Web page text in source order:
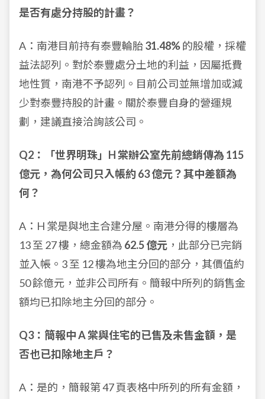
是否有處分持股的計畫？
A：南港目前持有泰豐輪胎31.48%的股權，採權
益法認列。對於泰豐處分土地的利益，因屬抵費
地性質，南港不予認列。目前公司並無增加或減
少對泰豐持股的計畫。關於泰豐自身的營運規
劃，建議直接洽詢該公司。
Q2：「世界明珠」H 棠辦公室先前總銷傳為 115
億元，為何公司只入帳約 63 億元？其中差額為
何？
A：H 棠是與地主合建分屋。南港分得的樓層為
13 至 27 樓，總金額為 62.5 億元 ，此部分已完銷
並入帳。3 至 12 樓為地主分回的部分，其價值約
50 餘億元，並非公司所有。簡報中所列的銷售金
額均已扣除地主分回的部分。
Q3：簡報中 A 棠與住宅的已售及未售金額，是
否也已扣除地主戶？
A：是的，簡報第 47 頁表格中所列的所有金額，